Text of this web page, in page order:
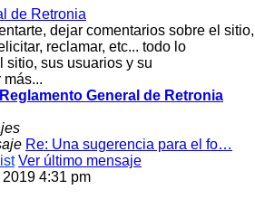
de Retronia
dejar comentarios sobre el sitio,
reclamar, etc... todo lo
sitio, sus usuarios y su
General de Retronia
Re: Una sugerencia para el fo…
Ver último mensaje
4:31 pm